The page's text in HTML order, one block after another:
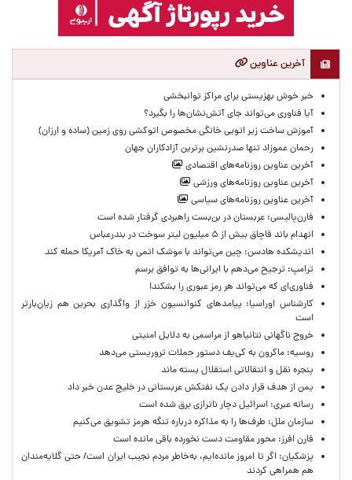
آخرین عناوین
خبر خوش بهزیستی برای مراکز توانبخشی
آیا فناوری می‌تواند جای آتش‌نشان‌ها را بگیرد؟
آموزش ساخت زیر اتویی خانگی مخصوص اتوکشی روی زمین (ساده و ارزان)
رحمان عموزاد تنها صدرنشین برترین آزادکاران جهان
آخرین عناوین روزنامه‌های اقتصادی
آخرین عناوین روزنامه‌های ورزشی
آخرین عناوین روزنامه‌های سیاسی
فارن‌پالیسی: عربستان در بن‌بست راهبردی گرفتار شده است
انهدام باند قاچاق بیش از ۵ میلیون لیتر سوخت در بندرعباس
اندیشکده هادسن: چین می‌تواند با موشک اتمی به خاک آمریکا حمله کند
ترامپ: ترجیح می‌دهم با ایرانی‌‌ها به توافق برسم
فناوری‌ای که می‌تواند هر رمز عبوری را بشکند!
کارشناس اوراسیا: پیامدهای کنوانسیون خزر از واگذاری بحرین هم زیان‌بارتر
است
خروج ناگهانی نتانیاهو از مراسمی به دلایل امنیتی
روسیه: ماکرون به کی‌یف دستور حملات تروریستی می‌دهد
پنجره‌ نقل و انتقالاتی استقلال بسته ماند
یمن از هدف قرار دادن یک نفتکش عربستانی در خلیج عدن خبر داد
رسانه عبری: اسرائیل دچار ناترازی برق شده است
سازمان ملل: طرف‌ها را به مذاکره درباره تنگه هرمز تشویق می‌کنیم
فارن افرز: محور مقاومت دست نخورده باقی مانده است
پزشکیان: اگر تا امروز مانده‌ایم، به‌خاطر مردم نجیب ایران است/ حتی گلایه‌مندان
هم همراهی کردند